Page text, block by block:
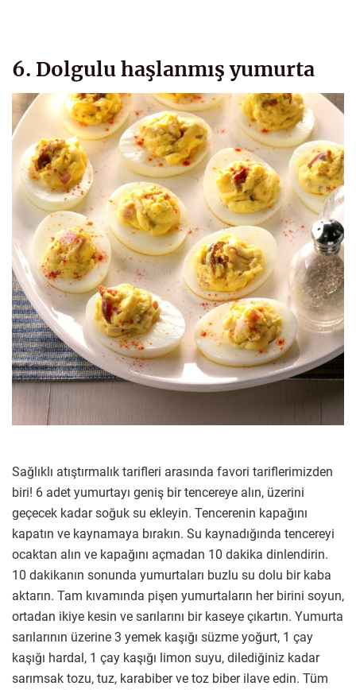
6. Dolgulu haşlanmış yumurta
Sağlıklı atıştırmalık tarifleri arasında favori tariflerimizden
biri! 6 adet yumurtayı geniş bir tencereye alın, üzerini
geçecek kadar soğuk su ekleyin. Tencerenin kapağını
kapatın ve kaynamaya bırakın. Su kaynadığında tencereyi
ocaktan alın ve kapağını açmadan 10 dakika dinlendirin.
10 dakikanın sonunda yumurtaları buzlu su dolu bir kaba
aktarın. Tam kıvamında pişen yumurtaların her birini soyun,
ortadan ikiye kesin ve sarılarını bir kaseye çıkartın. Yumurta
sarılarının üzerine 3 yemek kaşığı süzme yoğurt, 1 çay
kaşığı hardal, 1 çay kaşığı limon suyu, dilediğiniz kadar
sarımsak tozu, tuz, karabiber ve toz biber ilave edin. Tüm